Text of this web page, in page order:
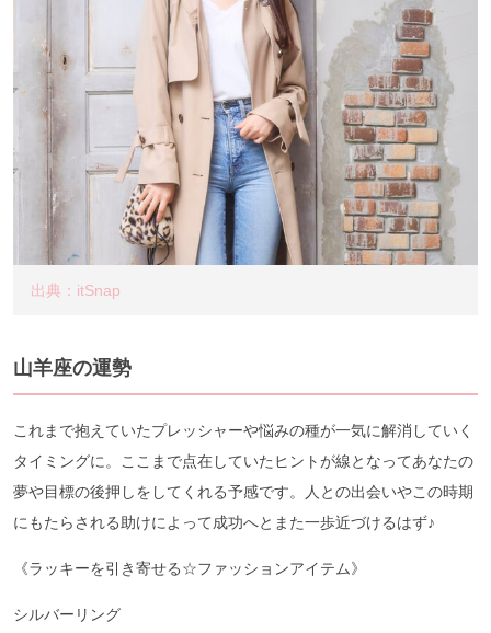
出典：itSnap
山羊座の運勢
これまで抱えていたプレッシャーや悩みの種が一気に解消していく
タイミングに。ここまで点在していたヒントが線となってあなたの
夢や目標の後押しをしてくれる予感です。人との出会いやこの時期
にもたらされる助けによって成功へとまた一歩近づけるはず♪
《ラッキーを引き寄せる☆ファッションアイテム》
シルバーリング